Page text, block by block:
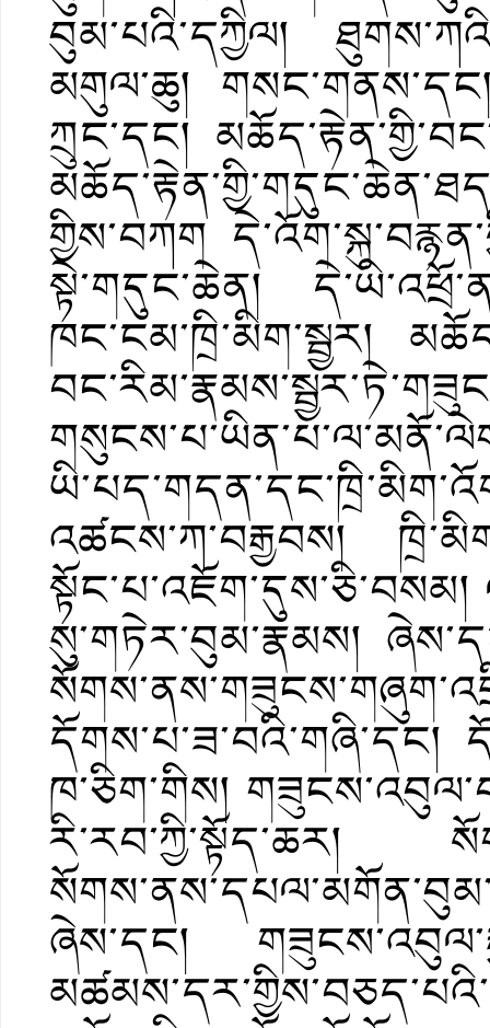
བུམ་པའི་དཀྱིལ།
མགུལ་ཆུ།
ཀྲུང་དང།
གྱིས་བཀག
སྟེ་གདུང་ཆེན།
ཁང་ངམ་ཁྲི་མིག་སྦྱར།
འཚངས་ཀ་བརྒྱབས།
སུ་གཏེར་བུམ་རྣམས།
དོགས་པ་ཟ་བའི་གཞི་དང།
ཁ་ཅིག་གིས།
རི་རབ་ཀྱི་སྟོད་ཆར།
ཞེས་དང།